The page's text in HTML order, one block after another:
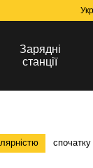
Укр
Зарядні
станції